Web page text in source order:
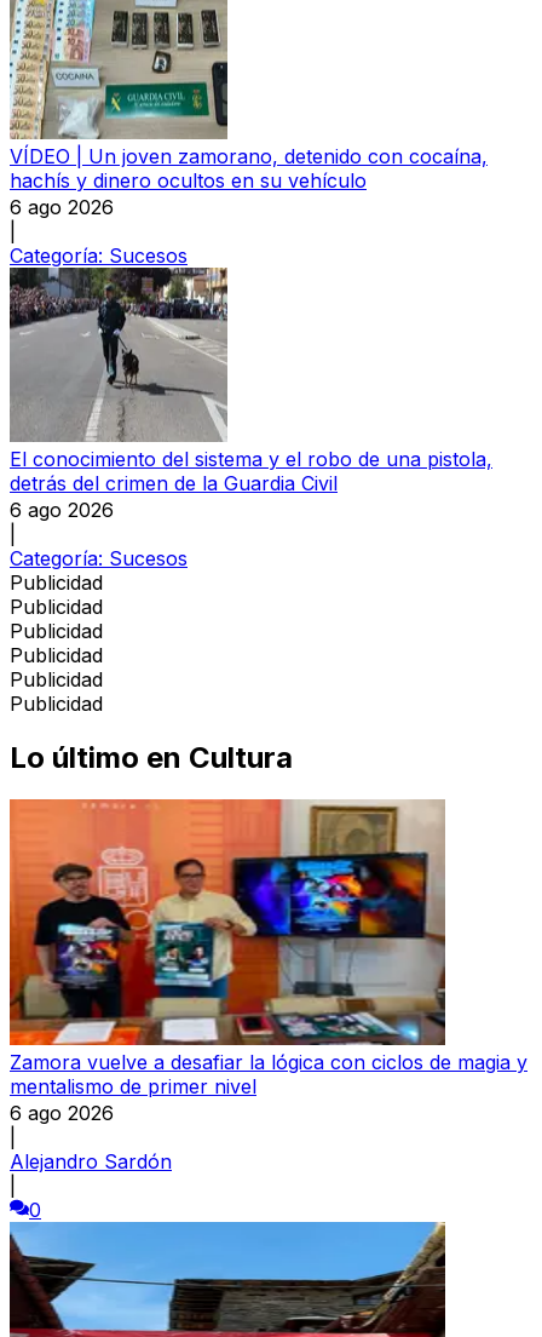
VÍDEO | Un joven zamorano, detenido con cocaína,
hachís y dinero ocultos en su vehículo
6 ago 2026
Categoría: Sucesos
El conocimiento del sistema y el robo de una pistola,
detrás del crimen de la Guardia Civil
6 ago 2026
Categoría: Sucesos
Publicidad
Publicidad
Publicidad
Publicidad
Publicidad
Publicidad
Lo último en Cultura
Zamora vuelve a desafiar la lógica con ciclos de magia y
mentalismo de primer nivel
6 ago 2026
Alejandro Sardón
0